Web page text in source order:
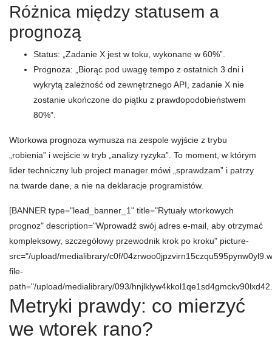
Różnica między statusem a
prognozą
Status: „Zadanie X jest w toku, wykonane w 60%”.
Prognoza: „Biorąc pod uwagę tempo z ostatnich 3 dni i
wykrytą zależność od zewnętrznego API, zadanie X nie
zostanie ukończone do piątku z prawdopodobieństwem
80%”.
Wtorkowa prognoza wymusza na zespole wyjście z trybu
„robienia” i wejście w tryb „analizy ryzyka”. To moment, w którym
lider techniczny lub project manager mówi „sprawdzam” i patrzy
na twarde dane, a nie na deklaracje programistów.
[BANNER type="lead_banner_1" title="Rytuały wtorkowych
prognoz" description="Wprowadź swój adres e-mail, aby otrzymać
kompleksowy, szczegółowy przewodnik krok po kroku" picture-
src="/upload/medialibrary/c0f/
file-
path="/upload/medialibrary/093/
Metryki prawdy: co mierzyć
we wtorek rano?